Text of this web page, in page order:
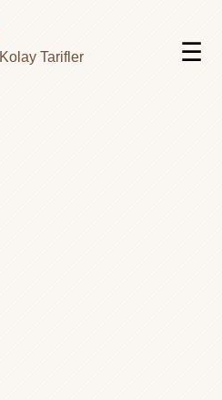
Tarifler ☰